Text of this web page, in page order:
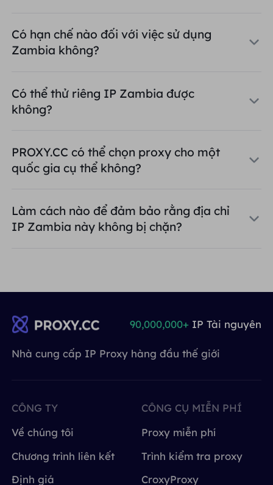
Có hạn chế nào đối với việc sử dụng
Zambia không?
Có thể thử riêng IP Zambia được
không?
PROXY.CC có thể chọn proxy cho một
quốc gia cụ thể không?
Làm cách nào để đảm bảo rằng địa chỉ
IP Zambia này không bị chặn?
Nhà cung cấp IP Proxy hàng đầu thế giới
90,000,000+ IP Tài nguyên
CÔNG TY
Về chúng tôi
Chương trình liên kết
Định giá
CÔNG CỤ MIỄN PHÍ
Proxy miễn phí
Trình kiểm tra proxy
CroxyProxy